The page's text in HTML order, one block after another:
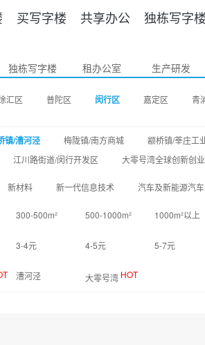
买写字楼 共享办公 独栋写字楼
独栋写字楼 租办公室 生产研发
汇区 普陀区 闵行区 嘉定区 青
镇/漕河泾 梅陇镇/南方商城 颛桥镇/莘庄工
江川路街道/闵行开发区 大零号湾全球创新创
新材料 新一代信息技术 汽车及新能源汽车
300-500m² 500-1000m² 1000m²以上
3-4元 4-5元 5-7元
漕河泾 大零号湾 HOT